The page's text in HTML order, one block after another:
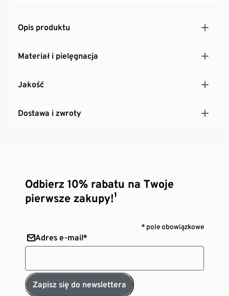
Opis produktu
Materiał i pielęgnacja
Jakość
Dostawa i zwroty
Odbierz 10% rabatu na Twoje
pierwsze zakupy!¹
* pole obowiązkowe
Adres e-mail*
Zapisz się do newslettera